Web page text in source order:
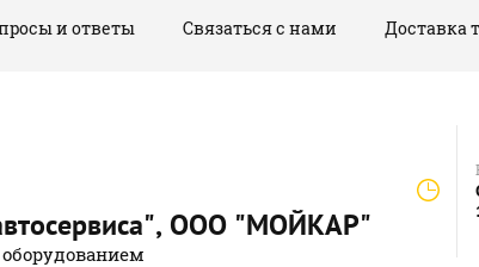
и ответы Связаться с нами Доставка
ООО "МОЙКАР"